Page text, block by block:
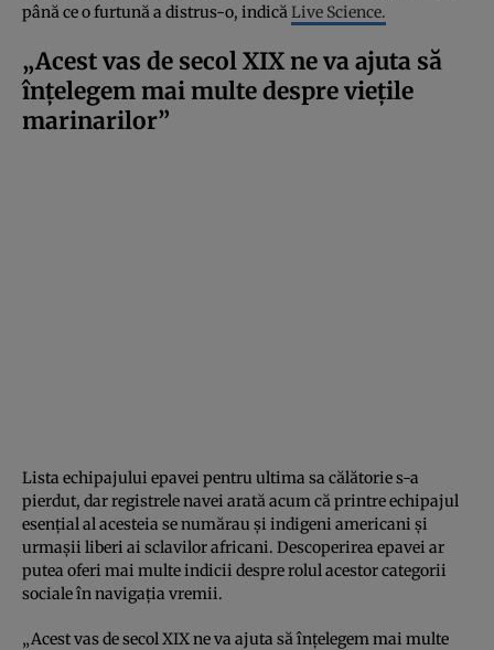
până ce o furtună a distrus-o, indicăLive Science.
„Acest vas de secol XIX ne va ajuta să
înțelegem mai multe despre viețile
marinarilor”
Lista echipajului epavei pentru ultima sa călătorie s-a
pierdut, dar registrele navei arată acum că printre echipajul
esențial al acesteia se numărau și indigeni americani și
urmașii liberi ai sclavilor africani. Descoperirea epavei ar
putea oferi mai multe indicii despre rolul acestor categorii
sociale în navigația vremii.
„Acest vas de secol XIX ne va ajuta să înțelegem mai multe